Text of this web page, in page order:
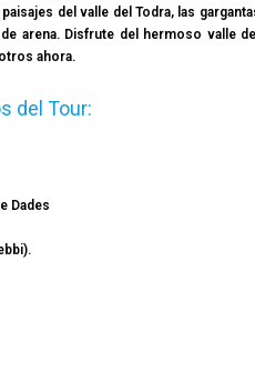
del valle del Todra, las
arena. Disfrute del hermoso valle
ahora.
del Tour:
Dades